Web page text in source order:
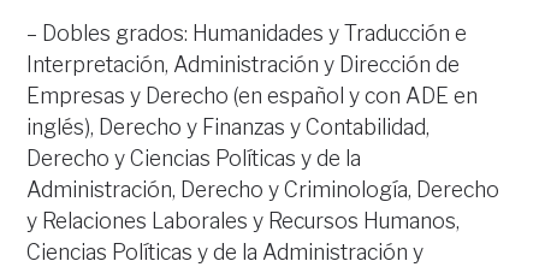
– Dobles grados: Humanidades y Traducción e
Interpretación, Administración y Dirección de
Empresas y Derecho (en español y con ADE en
inglés), Derecho y Finanzas y Contabilidad,
Derecho y Ciencias Políticas y de la
Administración, Derecho y Criminología, Derecho
y Relaciones Laborales y Recursos Humanos,
Ciencias Políticas y de la Administración y